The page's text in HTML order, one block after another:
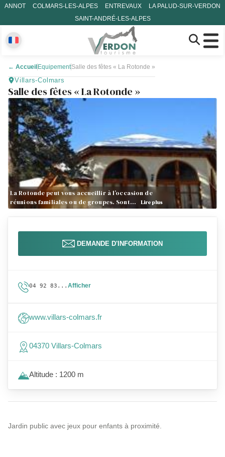
ANNOT COLMARS-LES-ALPES ENTREVAUX
LA PALUD-SUR-VERDON
SAINT-ANDRÉ-LES-ALPES
← Accueil EquipementSalle des fêtes « La Rotonde »
Villars-Colmars
Salle des fêtes « La Rotonde »
La Rotonde peut vous accueillir à l’occasion de
réunions familiales ou de groupes. Sont…
Lire plus
Jardin public avec jeux pour enfants à proximité.
DEMANDE D'INFORMATION
04 92 83... Afficher
www.villars-colmars.fr
04370 Villars-Colmars
Altitude : 1200 m